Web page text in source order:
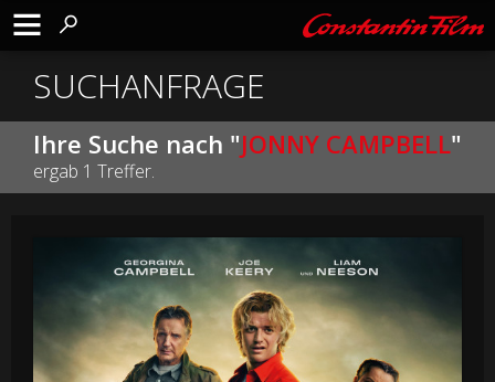
SUCHANFRAGE
Ihre Suche nach "JONNY CAMPBELL"
ergab 1 Treffer.